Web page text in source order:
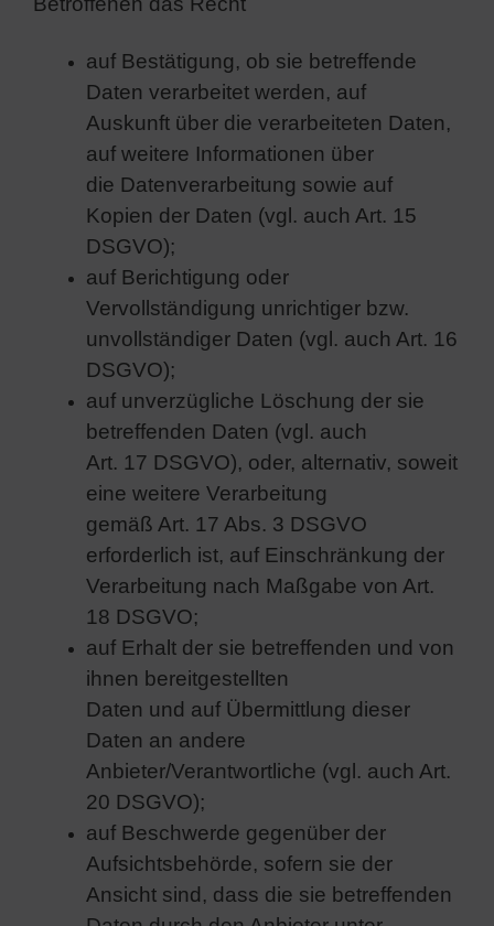
auf Bestätigung, ob sie betreffende
Daten verarbeitet werden, auf
Auskunft über die verarbeiteten Daten,
auf weitere Informationen über
die Datenverarbeitung sowie auf
Kopien der Daten (vgl. auch Art. 15
DSGVO);
auf Berichtigung oder
Vervollständigung unrichtiger bzw.
unvollständiger Daten (vgl. auch Art. 16
DSGVO);
auf unverzügliche Löschung der sie
betreffenden Daten (vgl. auch
Art. 17 DSGVO), oder, alternativ, soweit
eine weitere Verarbeitung
gemäß Art. 17 Abs. 3 DSGVO
erforderlich ist, auf Einschränkung der
Verarbeitung nach Maßgabe von Art.
18 DSGVO;
auf Erhalt der sie betreffenden und von
ihnen bereitgestellten
Daten und auf Übermittlung dieser
Daten an andere
Anbieter/Verantwortliche (vgl. auch Art.
20 DSGVO);
auf Beschwerde gegenüber der
Aufsichtsbehörde, sofern sie der
Ansicht sind, dass die sie betreffenden